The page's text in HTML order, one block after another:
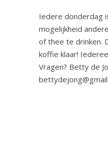
Iedere donderdag
mogelijkheid
of thee te drinken.
koffie klaar!
Vragen? Betty de